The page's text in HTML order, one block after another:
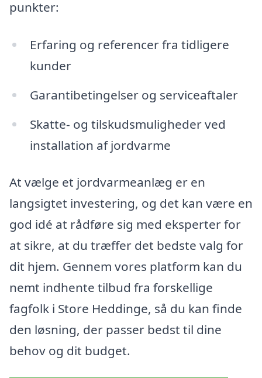
punkter:
Erfaring og referencer fra tidligere
kunder
Garantibetingelser og serviceaftaler
Skatte- og tilskudsmuligheder ved
installation af jordvarme
At vælge et jordvarmeanlæg er en
langsigtet investering, og det kan være en
god idé at rådføre sig med eksperter for
at sikre, at du træffer det bedste valg for
dit hjem. Gennem vores platform kan du
nemt indhente tilbud fra forskellige
fagfolk i Store Heddinge, så du kan finde
den løsning, der passer bedst til dine
behov og dit budget.